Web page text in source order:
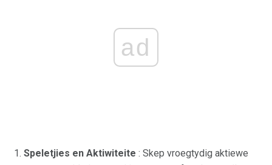
ad
Speletjies en Aktiwiteite : Skep vroegtydig aktiewe